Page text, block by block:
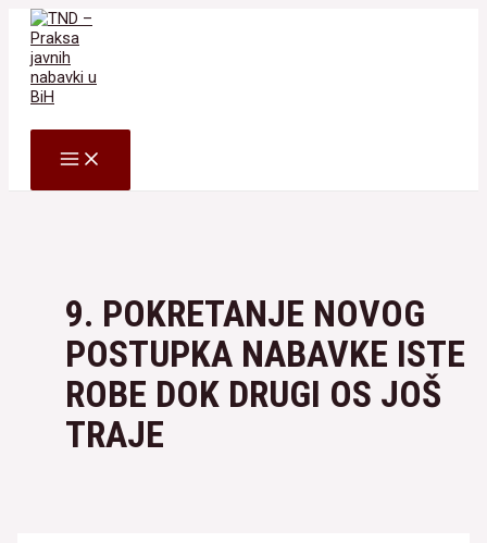
Skip
content
MAIN
MENU
9. POKRETANJE NOVOG
POSTUPKA NABAVKE ISTE
ROBE DOK DRUGI OS JOŠ
TRAJE